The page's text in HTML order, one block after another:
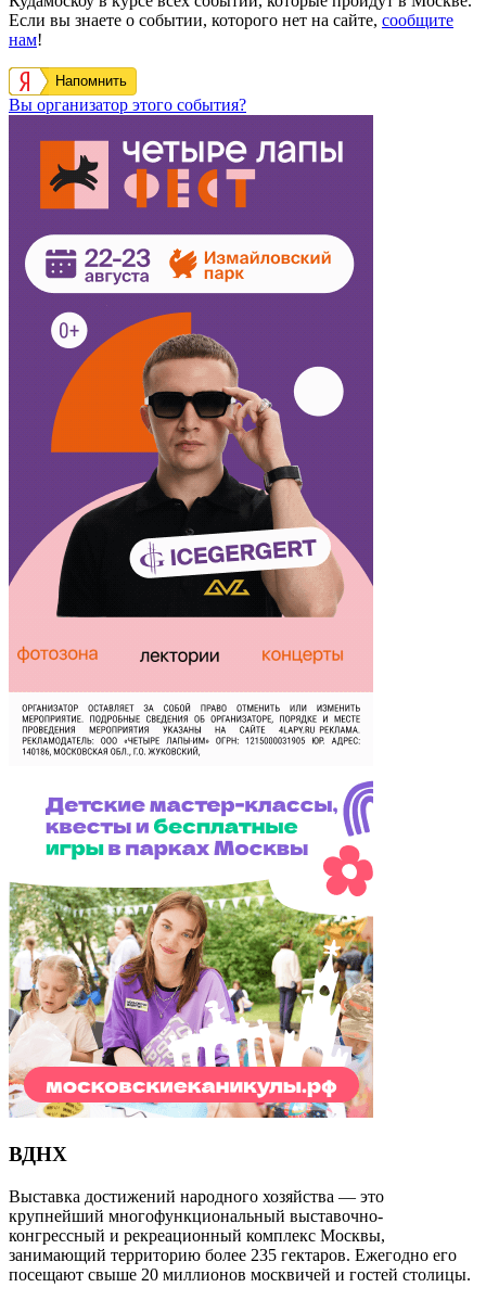
Если вы знаете о событии, которого нет на сайте, сообщите
нам!
Напомнить
Вы организатор этого события?
ВДНХ
Выставка достижений народного хозяйства — это
крупнейший многофункциональный выставочно-
конгрессный и рекреационный комплекс Москвы,
занимающий территорию более 235 гектаров. Ежегодно его
посещают свыше 20 миллионов москвичей и гостей столицы.